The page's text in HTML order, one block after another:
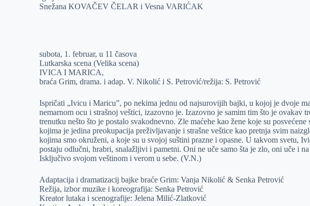
Snežana KOVAČEV ČELAR i Vesna VARIĆAK
subota, 1. februar, u 11 časova
Lutkarska scena (Velika scena)
IVICA I MARICA,
braća Grim, drama. i adap. V. Nikolić i S. Petrović/režija: S. Petrović
Ispričati „Ivicu i Maricu”, po nekima jednu od najsurovijih bajki, u kojoj je dvoje
nemarnom ocu i strašnoj veštici, izazovno je. Izazovno je samim tim što je ovakav
trenutku nešto što je postalo svakodnevno. Zle maćehe kao žene koje su
kojima je jedina preokupacija preživljavanje i strašne veštice kao pretnja svim
kojima smo okruženi, a koje su u svojoj suštini prazne i opasne. U takvom svetu,
postaju odlučni, hrabri, snalažljivi i pametni. Oni ne uče samo šta je zlo, oni uče i
Isključivo svojom veštinom i verom u sebe. (V.N.)
Adaptacija i dramatizacij bajke braće Grim: Vanja Nikolić & Senka Petrović
Režija, izbor muzike i koreografija: Senka Petrović
Kreator lutaka i scenografije: Jelena Milić-Zlatković